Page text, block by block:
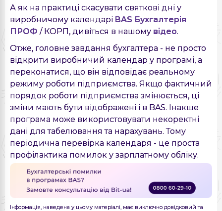
А як на практиці скасувати святкові дні у
виробничому календарі BAS Бухгалтерія
ПРОФ / КОРП, дивіться в нашому відео.
Отже, головне завдання бухгалтера - не просто
відкрити виробничий календар у програмі, а
переконатися, що він відповідає реальному
режиму роботи підприємства. Якщо фактичний
порядок роботи підприємства змінюється, ці
зміни мають бути відображені і в BAS. Інакше
програма може використовувати некоректні
дані для табелювання та нарахувань. Тому
періодична перевірка календаря - це проста
профілактика помилок у зарплатному обліку.
Інформація, наведена у цьому матеріалі, має виключно довідковий та